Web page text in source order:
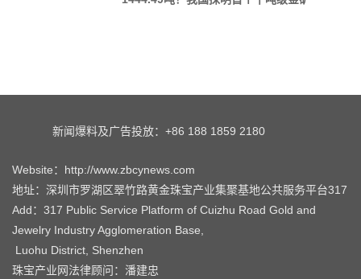
珠宝产业网法律顾问：潘建忠
珠宝产业网
订阅号
珠宝产业网